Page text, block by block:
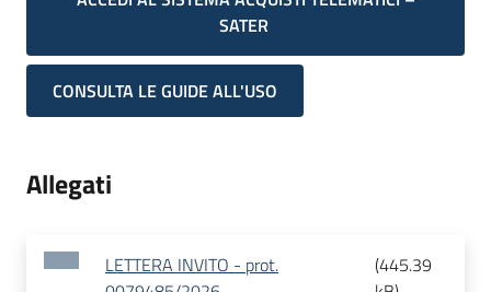
SATER
CONSULTA LE GUIDE ALL'USO
Allegati
LETTERA INVITO - prot.
(445.39